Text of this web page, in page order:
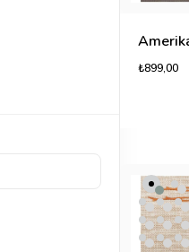
₺899,00